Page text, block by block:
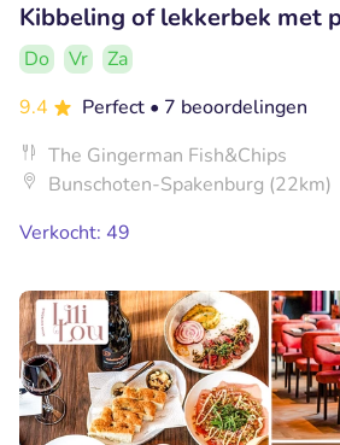
Kibbeling of lekkerbek met
Do Vr
Za
9.4
Perfect • 7 beoordelingen
The Gingerman Fish&Chips
Bunschoten-Spakenburg (22km)
Verkocht: 49